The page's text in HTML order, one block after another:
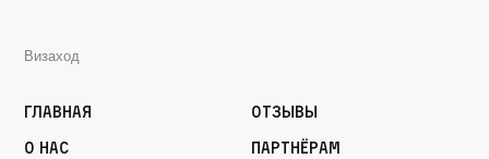
Визаход
Главная
О нас
Отзывы
Партнёрам